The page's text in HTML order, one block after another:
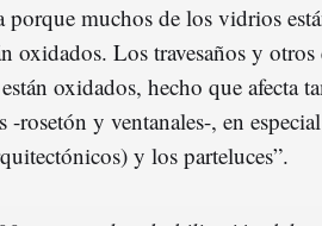
porque muchos de los vidrios
oxidados. Los travesaños y otros
oxidados, hecho que afecta
-rosetón y ventanales-, en
y los parteluces”.